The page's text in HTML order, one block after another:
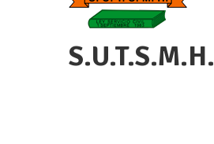
S.U.T.S.M.H.